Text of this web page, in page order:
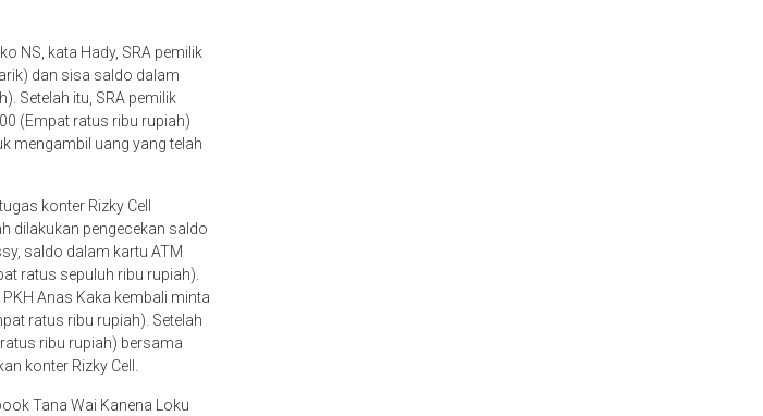
NS, kata Hady, SRA pemilik
dan sisa saldo dalam
Setelah itu, SRA pemilik
(Empat ratus ribu rupiah)
mengambil uang yang telah
konter Rizky Cell
dilakukan pengecekan saldo
saldo dalam kartu ATM
ratus sepuluh ribu rupiah).
Anas Kaka kembali minta
ratus ribu rupiah). Setelah
ribu rupiah) bersama
konter Rizky Cell.
Tana Wai Kanena Loku